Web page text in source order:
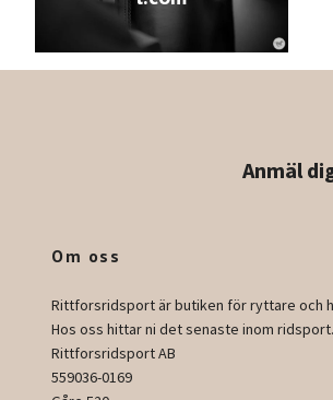
Anmäl
Om oss
Rittforsridsport är butiken för ryttare och
Hos oss hittar ni det senaste inom ridsport.
Rittforsridsport AB
559036-0169